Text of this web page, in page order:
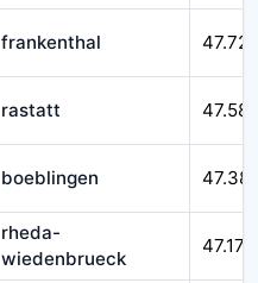
frankenthal 47.727
rastatt 47.586
boeblingen
rheda-
wiedenbrueck
47.177